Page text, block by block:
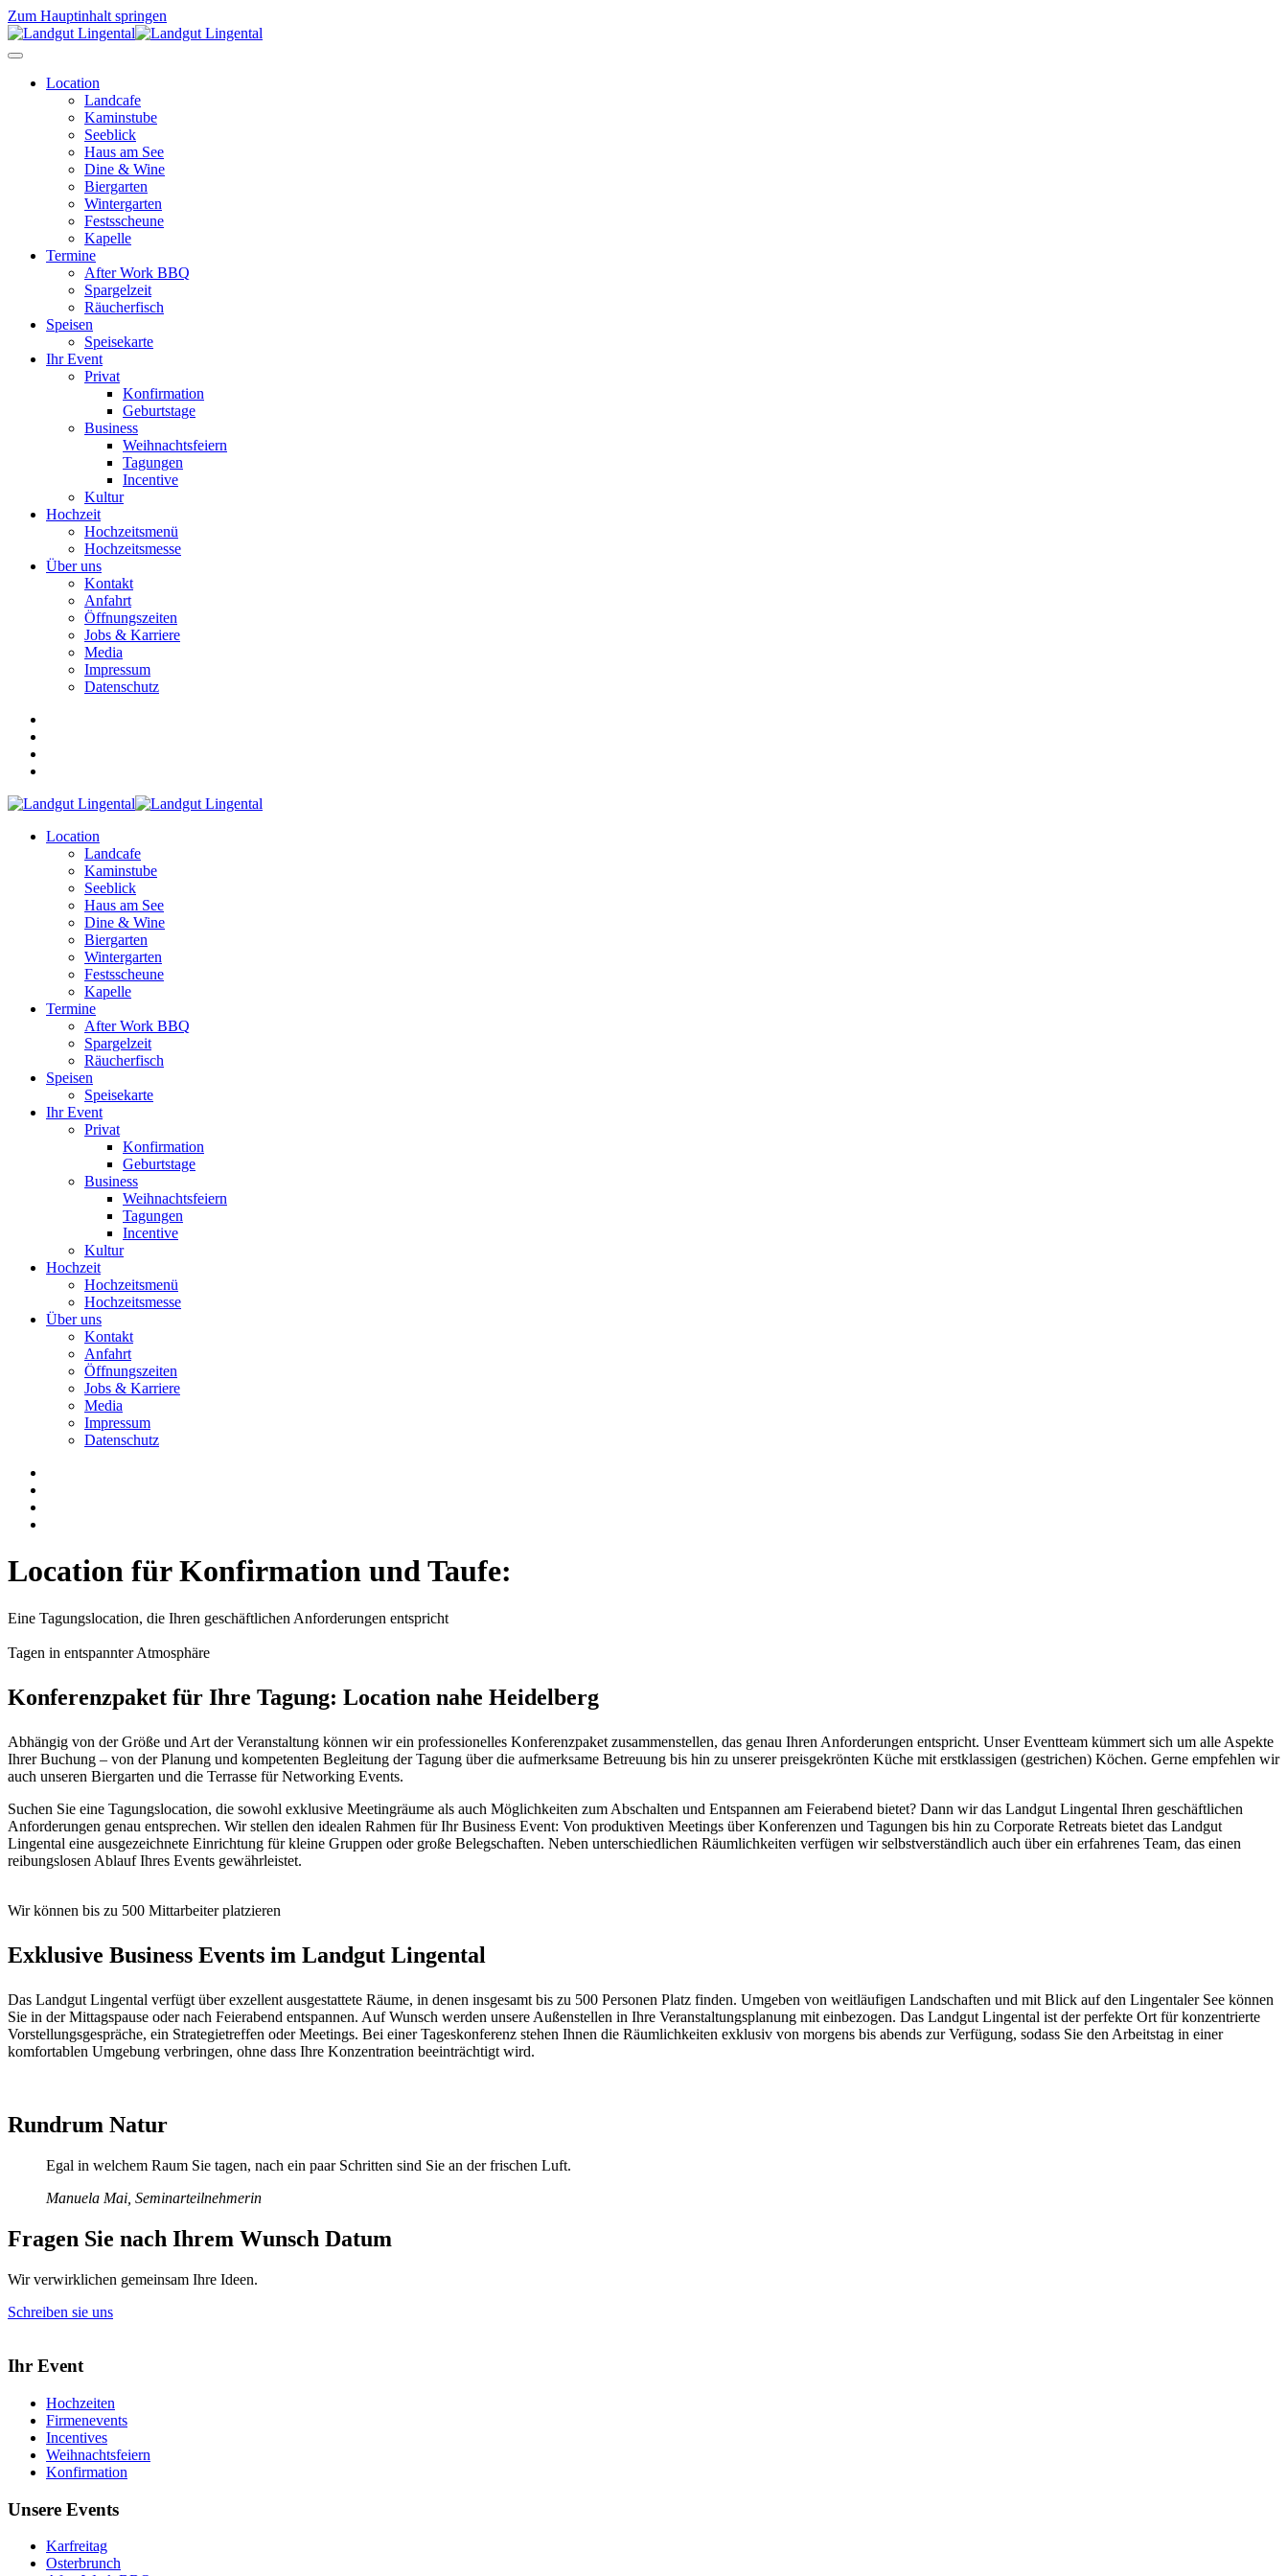
Zum Hauptinhalt springen
Location
Landcafe
Kaminstube
Seeblick
Haus am See
Dine & Wine
Biergarten
Wintergarten
Festsscheune
Kapelle
Termine
After Work BBQ
Spargelzeit
Räucherfisch
Speisen
Speisekarte
Ihr Event
Privat
Konfirmation
Geburtstage
Business
Weihnachtsfeiern
Tagungen
Incentive
Kultur
Hochzeit
Hochzeitsmenü
Hochzeitsmesse
Über uns
Kontakt
Anfahrt
Öffnungszeiten
Jobs & Karriere
Media
Impressum
Datenschutz
Location
Landcafe
Kaminstube
Seeblick
Haus am See
Dine & Wine
Biergarten
Wintergarten
Festsscheune
Kapelle
Termine
After Work BBQ
Spargelzeit
Räucherfisch
Speisen
Speisekarte
Ihr Event
Privat
Konfirmation
Geburtstage
Business
Weihnachtsfeiern
Tagungen
Incentive
Kultur
Hochzeit
Hochzeitsmenü
Hochzeitsmesse
Über uns
Kontakt
Anfahrt
Öffnungszeiten
Jobs & Karriere
Media
Impressum
Datenschutz
Location für Konfirmation und Taufe:
Eine Tagungslocation, die Ihren geschäftlichen Anforderungen entspricht
Tagen in entspannter Atmosphäre
Konferenzpaket für Ihre Tagung: Location nahe Heidelberg
Abhängig von der Größe und Art der Veranstaltung können wir ein professionelles Konferenzpaket zusammenstellen, das genau Ihren Anforderungen entspricht. Unser Eventteam kümmert sich um alle Aspekte
Ihrer Buchung – von der Planung und kompetenten Begleitung der Tagung über die aufmerksame Betreuung bis hin zu unserer preisgekrönten Küche mit erstklassigen (gestrichen) Köchen. Gerne empfehlen wir
auch unseren Biergarten und die Terrasse für Networking Events.
Suchen Sie eine Tagungslocation, die sowohl exklusive Meetingräume als auch Möglichkeiten zum Abschalten und Entspannen am Feierabend bietet? Dann wir das Landgut Lingental Ihren geschäftlichen
Anforderungen genau entsprechen. Wir stellen den idealen Rahmen für Ihr Business Event: Von produktiven Meetings über Konferenzen und Tagungen bis hin zu Corporate Retreats bietet das Landgut
Lingental eine ausgezeichnete Einrichtung für kleine Gruppen oder große Belegschaften. Neben unterschiedlichen Räumlichkeiten verfügen wir selbstverständlich auch über ein erfahrenes Team, das einen
reibungslosen Ablauf Ihres Events gewährleistet.
Wir können bis zu 500 Mittarbeiter platzieren
Exklusive Business Events im Landgut Lingental
Das Landgut Lingental verfügt über exzellent ausgestattete Räume, in denen insgesamt bis zu 500 Personen Platz finden. Umgeben von weitläufigen Landschaften und mit Blick auf den Lingentaler See können
Sie in der Mittagspause oder nach Feierabend entspannen. Auf Wunsch werden unsere Außenstellen in Ihre Veranstaltungsplanung mit einbezogen. Das Landgut Lingental ist der perfekte Ort für konzentrierte
Vorstellungsgespräche, ein Strategietreffen oder Meetings. Bei einer Tageskonferenz stehen Ihnen die Räumlichkeiten exklusiv von morgens bis abends zur Verfügung, sodass Sie den Arbeitstag in einer
komfortablen Umgebung verbringen, ohne dass Ihre Konzentration beeinträchtigt wird.
Rundrum Natur
Egal in welchem Raum Sie tagen, nach ein paar Schritten sind Sie an der frischen Luft.
Manuela Mai, Seminarteilnehmerin
Fragen Sie nach Ihrem Wunsch Datum
Wir verwirklichen gemeinsam Ihre Ideen.
Schreiben sie uns
Ihr Event
Hochzeiten
Firmenevents
Incentives
Weihnachtsfeiern
Konfirmation
Unsere Events
Karfreitag
Osterbrunch